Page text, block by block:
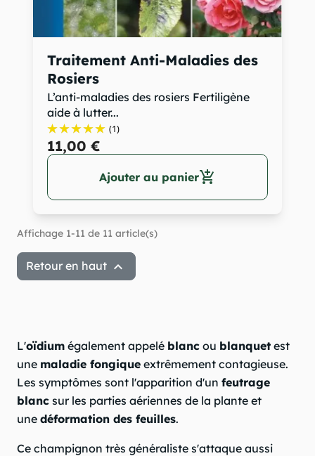
Traitement Anti-Maladies des
Rosiers
L’anti-maladies des rosiers Fertiligène
aide à lutter...
(1)
11,00 €
Ajouter au panieradd_shopping_cart
Affichage 1-11 de 11 article(s)
Retour en haut 
L'oïdium également appelé blanc ou blanquet est
une maladie fongique extrêmement contagieuse.
Les symptômes sont l'apparition d'un feutrage
blanc sur les parties aériennes de la plante et
une déformation des feuilles.
Ce champignon très généraliste s'attaque aussi